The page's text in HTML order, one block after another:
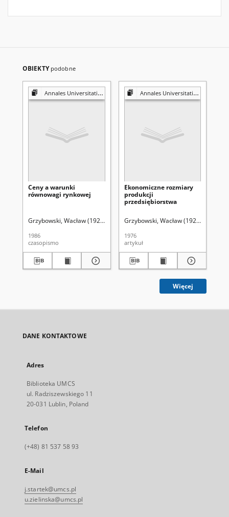
OBIEKTY podobne
Annales Universitatis Mariae Curie-Skłodowska. Sectio H, Oeconomia
Ceny a warunki
równowagi rynkowej
Grzybowski, Wacław (1929-2004)
1986
czasopismo
Annales Universitatis Mariae Curie-Skłodowska. Sectio H, Oeconomia
Ekonomiczne rozmiary
produkcji
przedsiębiorstwa
Grzybowski, Wacław (1929-2004)
1976
artykuł
Więcej
DANE KONTAKTOWE
Adres
Biblioteka UMCS
ul. Radziszewskiego 11
20-031 Lublin, Poland
Telefon
(+48) 81 537 58 93
E-Mail
j.startek@umcs.pl
u.zielinska@umcs.pl